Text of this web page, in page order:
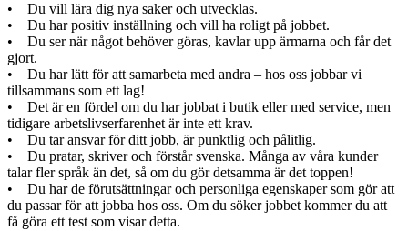
• Du vill lära dig nya saker och utvecklas.
• Du har positiv inställning och vill ha roligt på jobbet.
• Du ser när något behöver göras, kavlar upp ärmarna och får det
gjort.
• Du har lätt för att samarbeta med andra – hos oss jobbar vi
tillsammans som ett lag!
• Det är en fördel om du har jobbat i butik eller med service, men
tidigare arbetslivserfarenhet är inte ett krav.
• Du tar ansvar för ditt jobb, är punktlig och pålitlig.
• Du pratar, skriver och förstår svenska. Många av våra kunder
talar fler språk än det, så om du gör detsamma är det toppen!
• Du har de förutsättningar och personliga egenskaper som gör att
du passar för att jobba hos oss. Om du söker jobbet kommer du att
få göra ett test som visar detta.